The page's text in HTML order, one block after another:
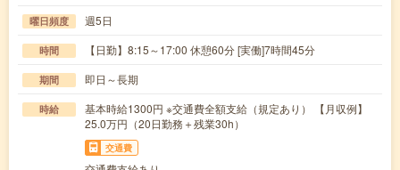
曜日頻度 週5日
時間 【日勤】8:15～17:00 休憩60分 [実働]7時間45分
期間 即日～長期
時給
基本時給1300円 ※交通費全額支給（規定あり） 【月収例】
25.0万円（20日勤務＋残業30h）
交通費